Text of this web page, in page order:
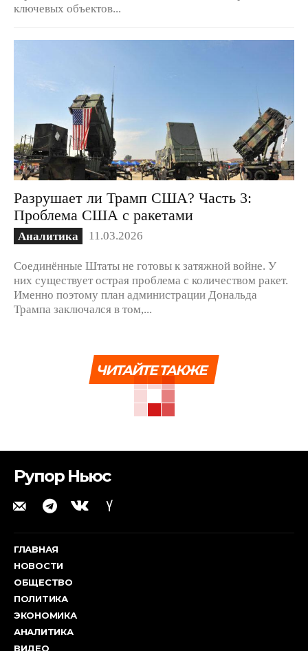
ключевых объектов...
Разрушает ли Трамп США? Часть 3:
Проблема США с ракетами
Аналитика 11.03.2026
Соединённые Штаты не готовы к затяжной войне. У
них существует острая проблема с количеством ракет.
Именно поэтому план администрации Дональда
Трампа заключался в том,...
ЧИТАЙТЕ ТАКЖЕ
Рупор Ньюс
ГЛАВНАЯ
НОВОСТИ
ОБЩЕСТВО
ПОЛИТИКА
ЭКОНОМИКА
АНАЛИТИКА
ВИДЕО